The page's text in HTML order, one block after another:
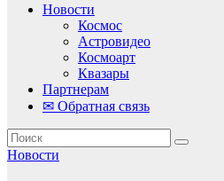
Новости
Космос
Астровидео
Космоарт
Квазары
Партнерам
✉ Обратная связь
Новости